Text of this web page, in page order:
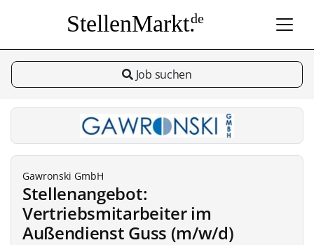
StellenMarkt.de
Job suchen
Gawronski GmbH
Stellenangebot:
Vertriebsmitarbeiter im
Außendienst Guss (m/w/d)